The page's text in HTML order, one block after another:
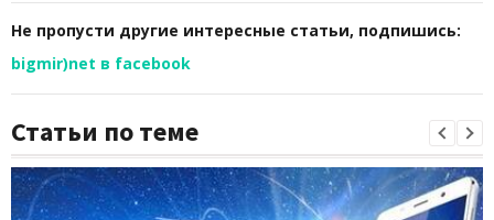
Не пропусти другие интересные статьи, подпишись:
bigmir)net в facebook
Статьи по теме